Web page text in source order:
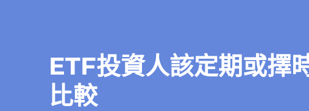
ETF投資人該定期或擇
比較